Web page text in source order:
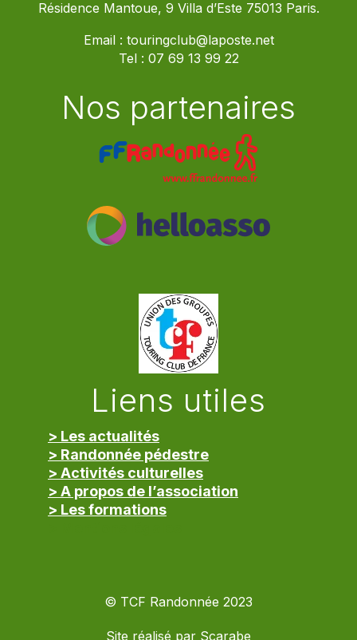
Résidence Mantoue, 9 Villa d’Este 75013 Paris.
Email : touringclub@laposte.net
Tel : 07 69 13 99 22
Nos partenaires
Liens utiles
> Les actualités
> Randonnée pédestre
> Activités culturelles
> A propos de l’association
> Les formations
© TCF Randonnée 2023
Site réalisé par Scarabe